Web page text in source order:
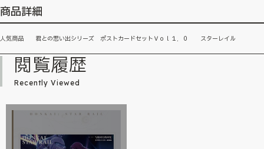
商品詳細
人気商品 君との思い出シリーズ ポストカードセットＶｏｌ１．０ スターレイル
閲覧履歴
Recently Viewed